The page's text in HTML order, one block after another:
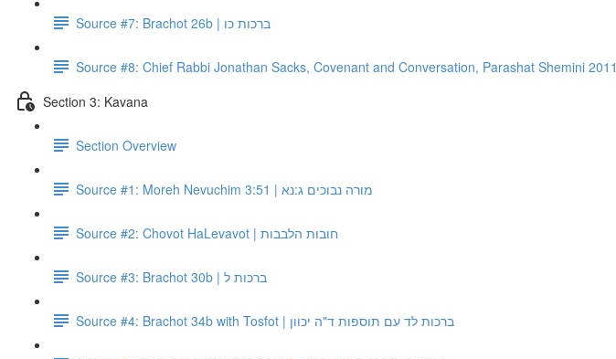
Source #7: Brachot 26b | ברכות כו
Source #8: Chief Rabbi Jonathan Sacks, Covenant and Conversation, Parashat Shemini 2011
Section 3: Kavana
Section Overview
Source #1: Moreh Nevuchim 3:51 | מורה נבוכים ג:נא
Source #2: Chovot HaLevavot | חובות הלבבות
Source #3: Brachot 30b | ברכות ל
Source #4: Brachot 34b with Tosfot | ברכות לד עם תוספות ד"ה יכוון